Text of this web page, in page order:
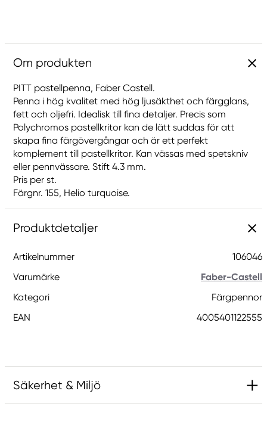
Om produkten
PITT pastellpenna, Faber Castell.
Penna i hög kvalitet med hög ljusäkthet och färgglans,
fett och oljefri. Idealisk till fina detaljer. Precis som
Polychromos pastellkritor kan de lätt suddas för att
skapa fina färgövergångar och är ett perfekt
komplement till pastellkritor. Kan vässas med spetskniv
eller pennvässare. Stift 4.3 mm.
Pris per st.
Färgnr. 155, Helio turquoise.
Produktdetaljer
Artikelnummer
106046
Varumärke
Faber-Castell
Kategori
Färgpennor
EAN
4005401122555
Säkerhet & Miljö